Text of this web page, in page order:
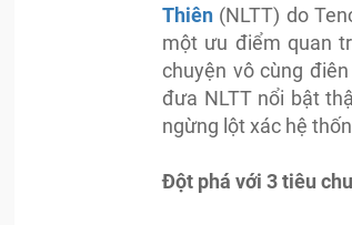
Thiên (NLTT) do
một ưu điểm quan
chuyện vô cùng
đưa NLTT nổi bật
ngừng lột xác hệ
Đột phá với 3 tiêu